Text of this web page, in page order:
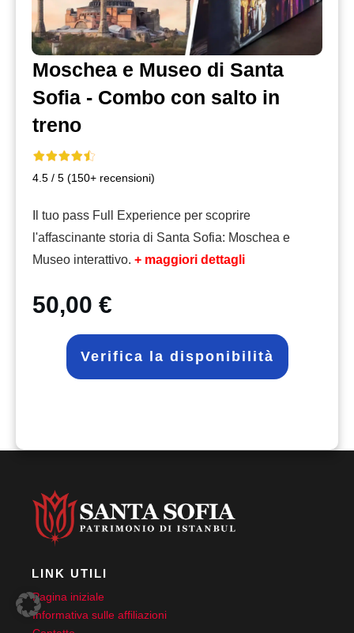
Moschea e Museo di Santa
Sofia - Combo con salto in
treno
4.5 / 5 (150+ recensioni)
Il tuo pass Full Experience per scoprire
l'affascinante storia di Santa Sofia: Moschea e
Museo interattivo. + maggiori dettagli
50,00 €
Verifica la disponibilità
LINK UTILI
Pagina iniziale
Informativa sulle affiliazioni